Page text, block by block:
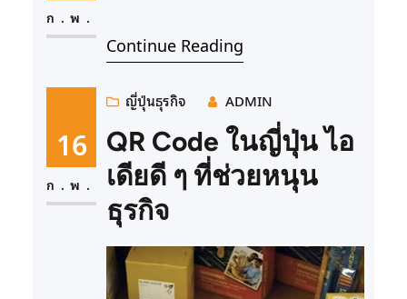
ก.พ.
Continue Reading
16
ก.พ.
ญี่ปุ่นธุรกิจ ADMIN
QR Code ในญี่ปุ่น ไอ
เดียดี ๆ ที่ช่วยหนุน
ธุรกิจ